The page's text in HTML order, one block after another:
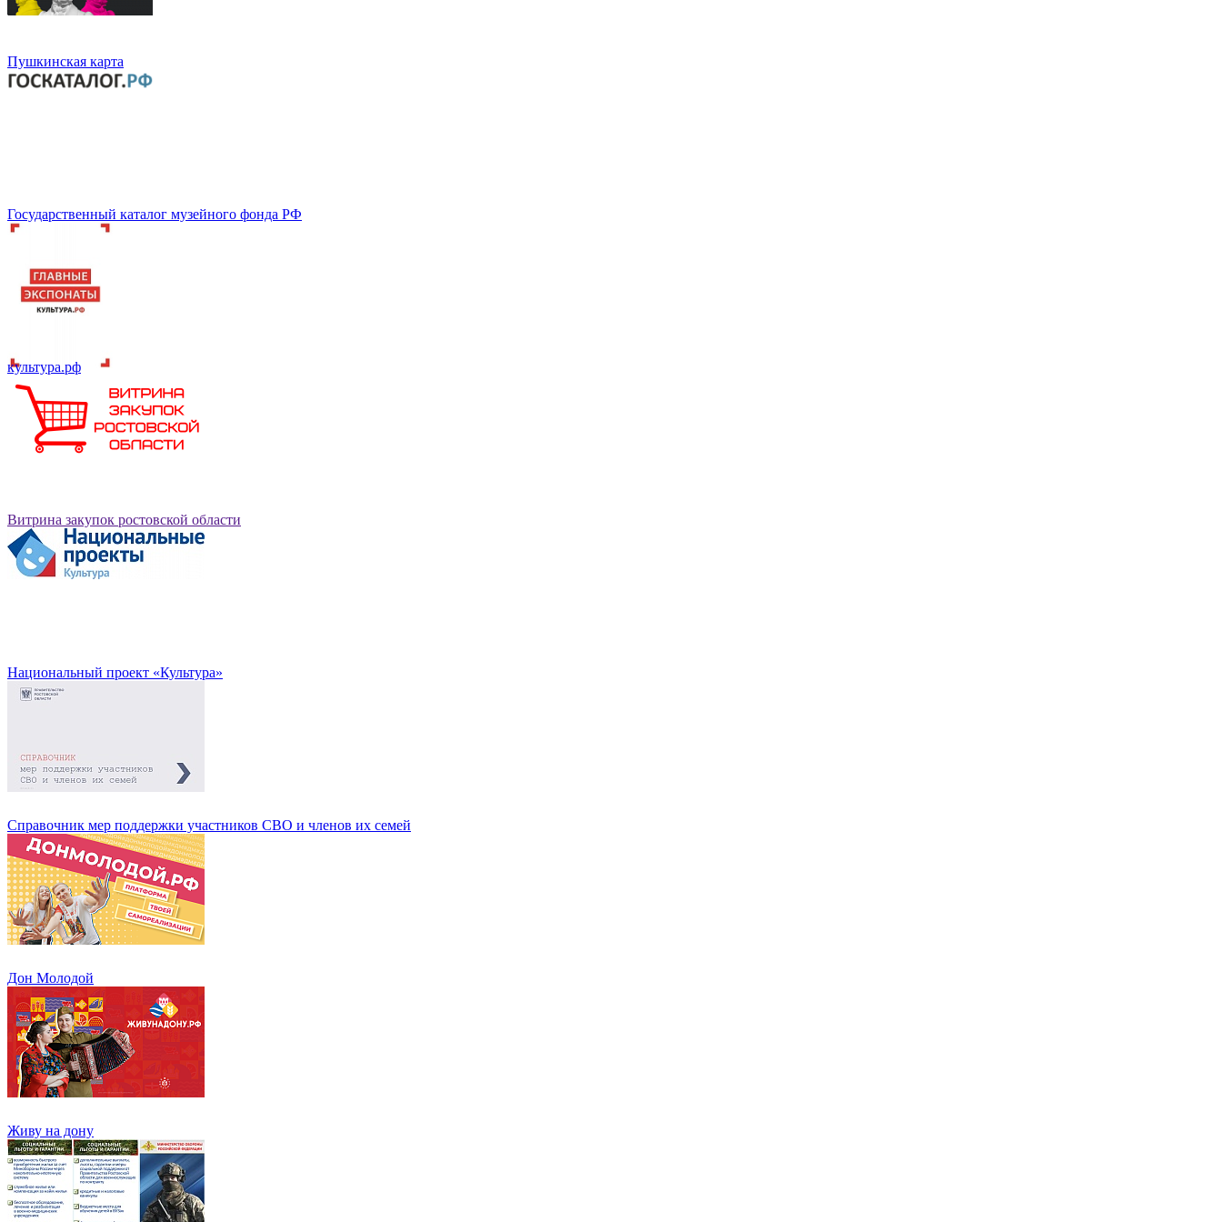
Пушкинская карта
Государственный каталог музейного фонда РФ
культура.рф
Витрина закупок ростовской области
Национальный проект «Культура»
Справочник мер поддержки участников СВО и членов их семей
Дон Молодой
Живу на дону